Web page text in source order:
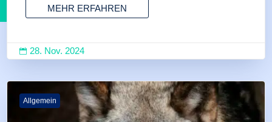
MEHR ERFAHREN
 28. Nov. 2024
Allgemein